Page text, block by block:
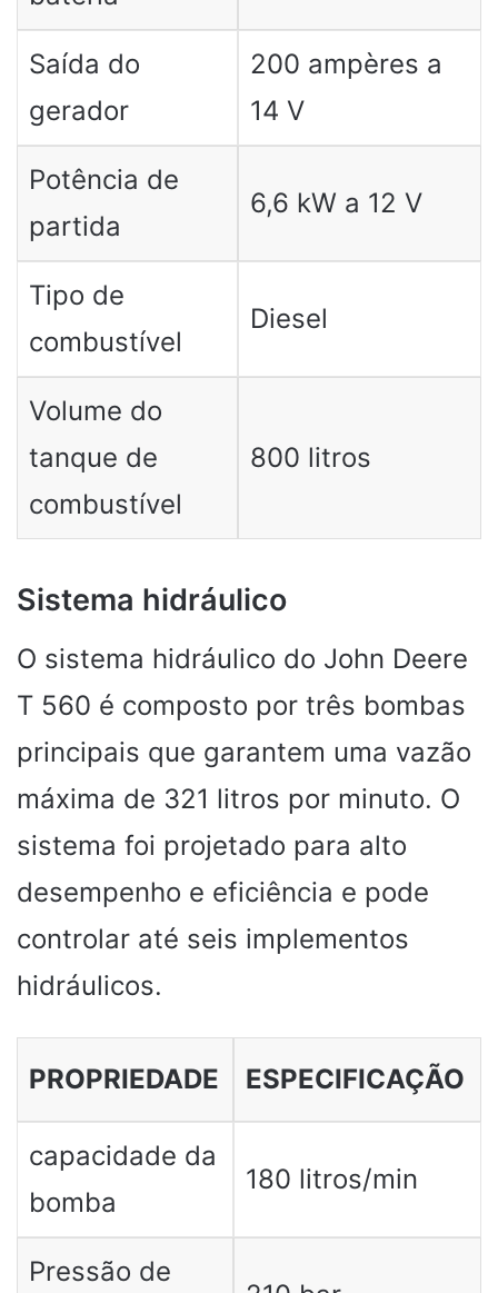
Saída do
gerador
200 ampères a
14 V
Potência de
partida
6,6 kW a 12 V
Tipo de
combustível
Diesel
Volume do
tanque de
combustível
800 litros
Sistema hidráulico
O sistema hidráulico do John Deere
T 560 é composto por três bombas
principais que garantem uma vazão
máxima de 321 litros por minuto. O
sistema foi projetado para alto
desempenho e eficiência e pode
controlar até seis implementos
hidráulicos.
PROPRIEDADE ESPECIFICAÇÃO
capacidade da
bomba
180 litros/min
Pressão de